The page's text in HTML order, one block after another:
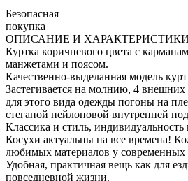
Безопасная
покупка
ОПИСАНИЕ И ХАРАКТЕРИСТИКИ
Куртка коричневого цвета с
манжетами и поясом.
Качественно-выделанная модель
Застегивается на молнию, 4 внешних
для этого вида одежды погоны на
стеганой нейлоновой внутренней
Классика и стиль,
Косухи актуальны на все времена!
любимых материалов у современных
Удобная, практичная вещь как для
повседневной жизни.